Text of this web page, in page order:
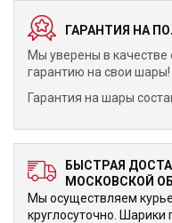
ГАРАНТИЯ НА
Мы уверены в качестве
гарантию на свои шары!
Гарантия на шары
БЫСТРАЯ
МОСКОВСКОЙ
Мы осуществляем
круглосуточно.